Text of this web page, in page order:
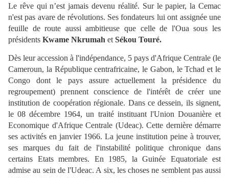
Le rêve qui n’est jamais devenu réalité. Sur le papier, la Cemac
n'est pas avare de révolutions. Ses fondateurs lui ont assignée une
feuille de route aussi ambitieuse que celle de l'Oua sous les
présidents Kwame Nkrumah et Sékou Touré.
Dès leur accession à l'indépendance, 5 pays d'Afrique Centrale (le
Cameroun, la République centrafricaine, le Gabon, le Tchad et le
Congo dont le pays assure actuellement la présidence du
regroupement) prennent conscience de l'intérêt de créer une
institution de coopération régionale. Dans ce dessein, ils signent,
le 08 décembre 1964, un traité instituant l'Union Douanière et
Economique d'Afrique Centrale (Udeac). Cette dernière démarre
ses activités en janvier 1966. La jeune institution peine à trouver,
ses marques du fait de l'instabilité politique chronique dans
certains Etats membres. En 1985, la Guinée Equatoriale est
admise au sein de l'Udeac. A six, les choses ne semblent pas aussi